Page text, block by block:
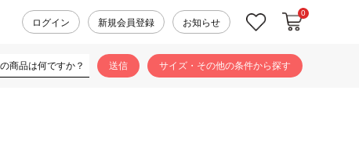
ログイン 新規会員登録 お知らせ お気に入りカートに入
0
サイズ・その他の条件から探す